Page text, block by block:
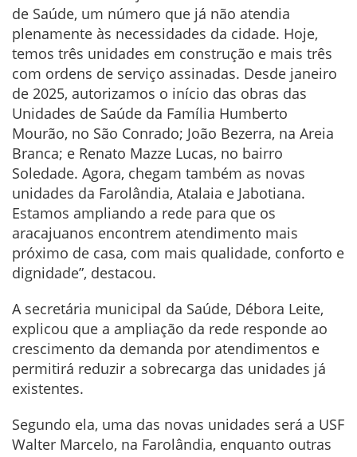
de Saúde, um número que já não atendia
plenamente às necessidades da cidade. Hoje,
temos três unidades em construção e mais três
com ordens de serviço assinadas. Desde janeiro
de 2025, autorizamos o início das obras das
Unidades de Saúde da Família Humberto
Mourão, no São Conrado; João Bezerra, na Areia
Branca; e Renato Mazze Lucas, no bairro
Soledade. Agora, chegam também as novas
unidades da Farolândia, Atalaia e Jabotiana.
Estamos ampliando a rede para que os
aracajuanos encontrem atendimento mais
próximo de casa, com mais qualidade, conforto e
dignidade”, destacou.
A secretária municipal da Saúde, Débora Leite,
explicou que a ampliação da rede responde ao
crescimento da demanda por atendimentos e
permitirá reduzir a sobrecarga das unidades já
existentes.
Segundo ela, uma das novas unidades será a USF
Walter Marcelo, na Farolândia, enquanto outras